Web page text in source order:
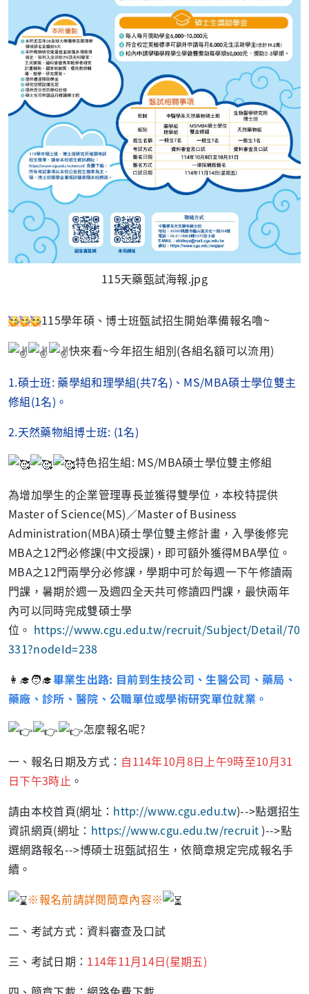
115天藥甄試海報.jpg
115學年碩、博士班甄試招生開始準備報名嚕~
快來看~今年招生組別(各組名額可以流用)
1.碩士班: 藥學組和理學組(共7名)、MS/MBA碩士學位雙主
修組(1名)。
2.天然藥物組博士班: (1名)
特色招生組: MS/MBA碩士學位雙主修組
為增加學生的企業管理專長並獲得雙學位，本校特提供
Master of Science(MS)／Master of Business
Administration(MBA)碩士學位雙主修計畫，入學後修完
MBA之12門必修課(中文授課)，即可額外獲得MBA學位。
MBA之12門兩學分必修課，學期中可於每週一下午修讀兩
門課，暑期於週一及週四全天共可修讀四門課，最快兩年
內可以同時完成雙碩士學
位。 https://www.cgu.edu.tw/recruit/Subject/Detail/70
331?nodeId=238
👩‍🎓🧑‍🎓畢業生出路: 目前到生技公司、生醫公司、藥局、
藥廠、診所、醫院、公職單位或學術研究單位就業。
怎麼報名呢?
一、報名日期及方式： 自114年10月8日上午9時至10月31
日下午3時止 。
請由本校首頁(網址： http://www.cgu.edu.tw)-->點選招生
資訊網頁(網址： https://www.cgu.edu.tw/recruit)-->點
選網路報名-->博碩士班甄試招生，依簡章規定完成報名手
續。
※報名前請詳閱簡章內容※
二、考試方式：資料審查及口試
三、考試日期： 114年11月14日(星期五)